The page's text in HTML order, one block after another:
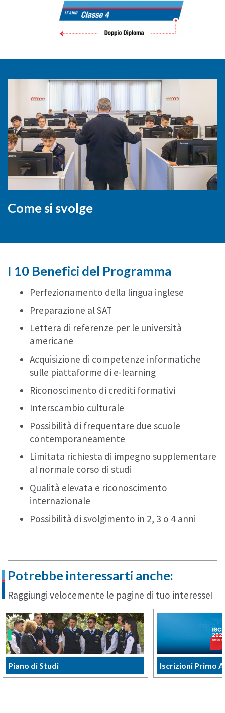
Come si svolge
I 10 Benefici del Programma
Perfezionamento della lingua inglese
Preparazione al SAT
Lettera di referenze per le università
americane
Acquisizione di competenze informatiche
sulle piattaforme di e-learning
Riconoscimento di crediti formativi
Interscambio culturale
Possibilità di frequentare due scuole
contemporaneamente
Limitata richiesta di impegno supplementare
al normale corso di studi
Qualità elevata e riconoscimento
internazionale
Possibilità di svolgimento in 2, 3 o 4 anni
Potrebbe interessarti anche:
Raggiungi velocemente le pagine di tuo interesse!
Piano di Studi Iscrizioni Primo